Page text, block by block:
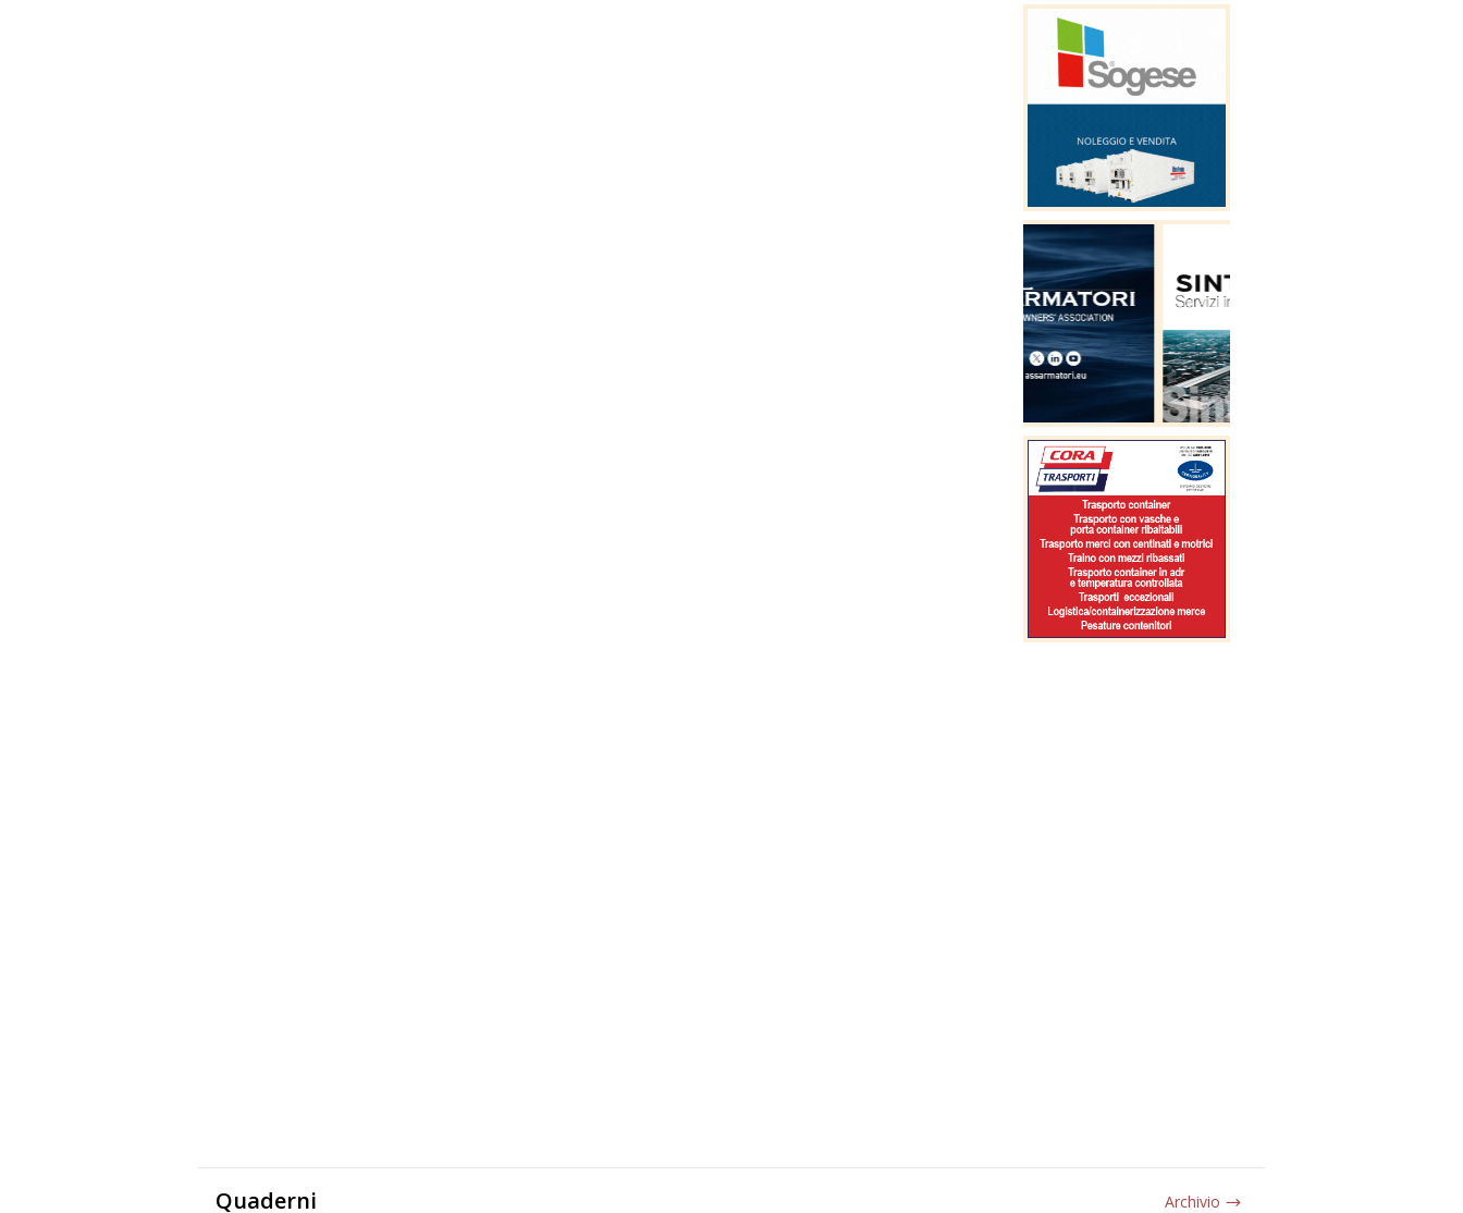
Quaderni Archivio